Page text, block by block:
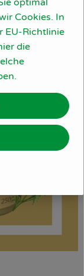
optimal
Cookies. In
EU-Richtlinie
die